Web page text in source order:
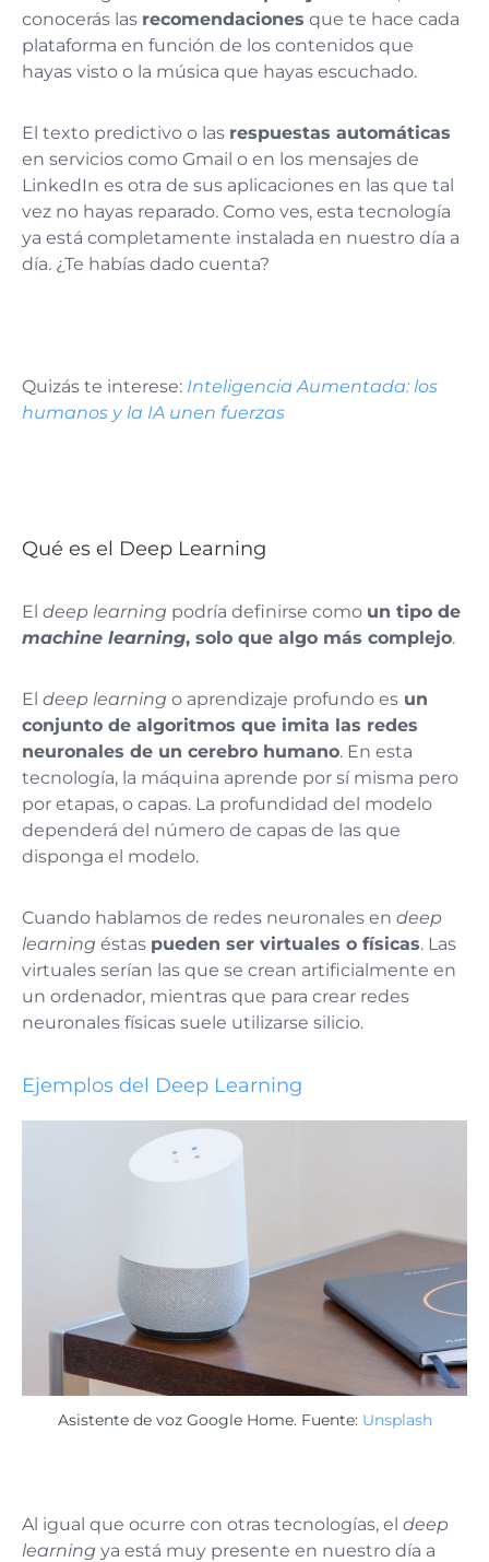
conocerás las recomendaciones que te hace cada
plataforma en función de los contenidos que
hayas visto o la música que hayas escuchado.
El texto predictivo o las respuestas automáticas
en servicios como Gmail o en los mensajes de
LinkedIn es otra de sus aplicaciones en las que tal
vez no hayas reparado. Como ves, esta tecnología
ya está completamente instalada en nuestro día a
día. ¿Te habías dado cuenta?
Quizás te interese: Inteligencia Aumentada: los
humanos y la IA unen fuerzas
Qué es el Deep Learning
El deep learning podría definirse como un tipo de
machine learning, solo que algo más complejo.
El deep learning o aprendizaje profundo es un
conjunto de algoritmos que imita las redes
neuronales de un cerebro humano. En esta
tecnología, la máquina aprende por sí misma pero
por etapas, o capas. La profundidad del modelo
dependerá del número de capas de las que
disponga el modelo.
Cuando hablamos de redes neuronales en deep
learning éstas pueden ser virtuales o físicas. Las
virtuales serían las que se crean artificialmente en
un ordenador, mientras que para crear redes
neuronales físicas suele utilizarse silicio.
Ejemplos del Deep Learning
Asistente de voz Google Home. Fuente: Unsplash
Al igual que ocurre con otras tecnologías, el deep
learning ya está muy presente en nuestro día a